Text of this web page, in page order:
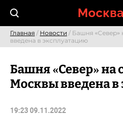
Главная / Новости / Башня «Север»
введена в эксплуатацию
Башня «Север» на
Москвы введена в
19:23 09.11.2022